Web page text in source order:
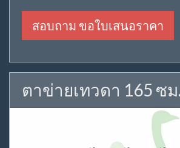
สอบถาม ขอใบเสนอราคา
ตาข่ายเทวดา 165 ซม.